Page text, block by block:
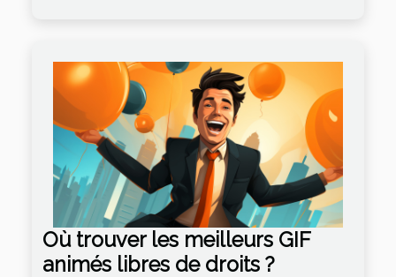
Où trouver les meilleurs GIF
animés libres de droits ?